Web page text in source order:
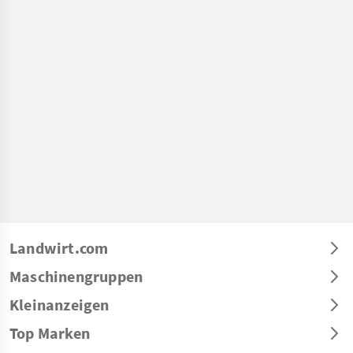
Landwirt.com
Maschinengruppen
Kleinanzeigen
Top Marken